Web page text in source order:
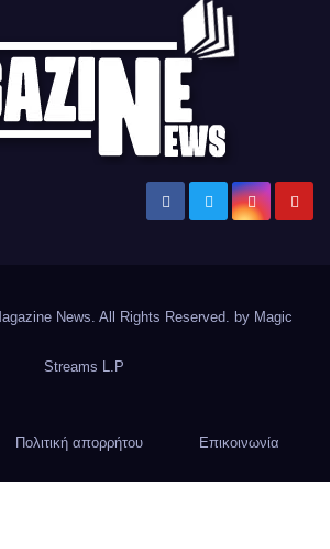
την Ελλάδα και από όλο τον κόσμο
News. All Rights Reserved. by Magic
Streams L.P
Πολιτική απορρήτου Επικοινωνία